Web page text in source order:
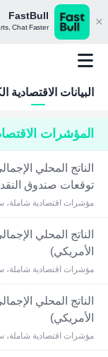
FastBull
Chat Faster！
البيانات الاقتصادية
المؤشرات
توقعات صندوق
مؤشرات اقتصادية شاملة، سنوي
الأمريكي)
مؤشرات اقتصادية شاملة، سنوي
الأمريكي)
مؤشرات اقتصادية شاملة، سنوي